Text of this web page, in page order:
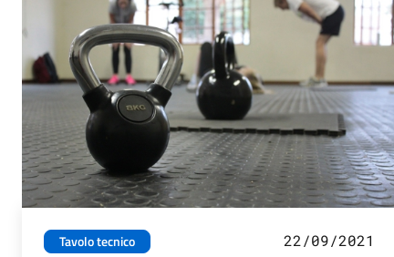
Tavolo tecnico
22/09/2021